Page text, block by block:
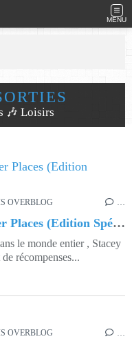
MENU
🎶 Loisirs
OVERBLOG …
Stacey Kent ~ Songs From Other Places (Edition Spéciale)
le monde entier , Stacey
récompenses...
OVERBLOG